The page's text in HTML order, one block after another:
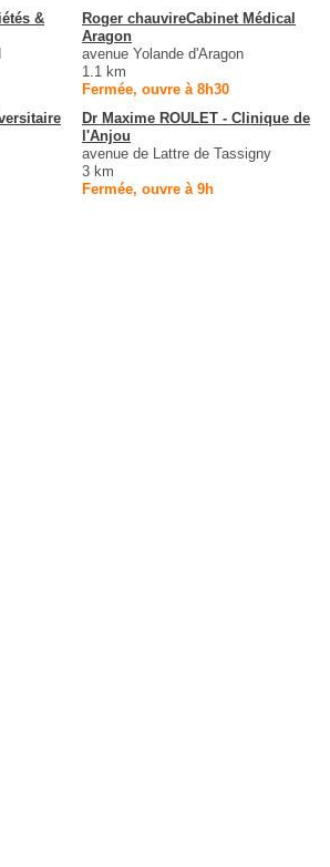
&
Roger chauvireCabinet Médical
Aragon
avenue Yolande d'Aragon
1.1 km
Fermée, ouvre à 8h30
Dr Maxime ROULET - Clinique de
l'Anjou
avenue de Lattre de Tassigny
3 km
Fermée, ouvre à 9h